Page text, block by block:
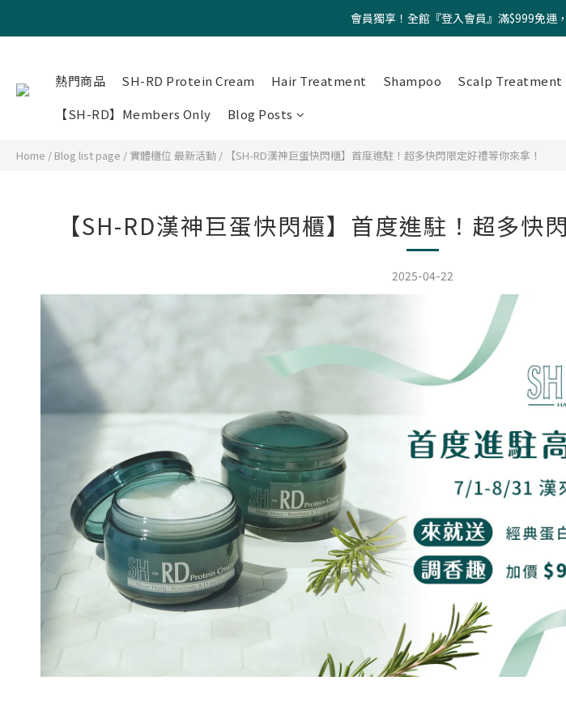
會員獨享！全館『登入會員』滿$999免運
熱門商品 SH-RD Protein Cream Hair Treatment Shampoo Scalp Treatment
【SH-RD】Members Only
Blog Posts
Home / Blog list page / 實體櫃位 最新活動 / 【SH-RD漢神巨蛋快閃櫃】首度進駐！超多快閃限定好禮等你來拿！
【SH-RD漢神巨蛋快閃櫃】首度進駐！超多快
2025-04-22